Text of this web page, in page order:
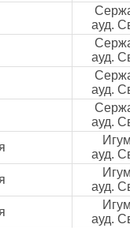
ауд.
ауд.
ауд.
ауд.
ауд.
ауд.
ауд.